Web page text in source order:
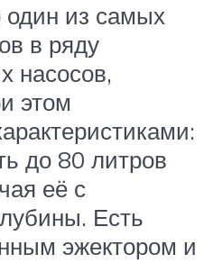
из самых
в ряду
насосов,
этом
до 80 литров
её с
Есть
эжектором и